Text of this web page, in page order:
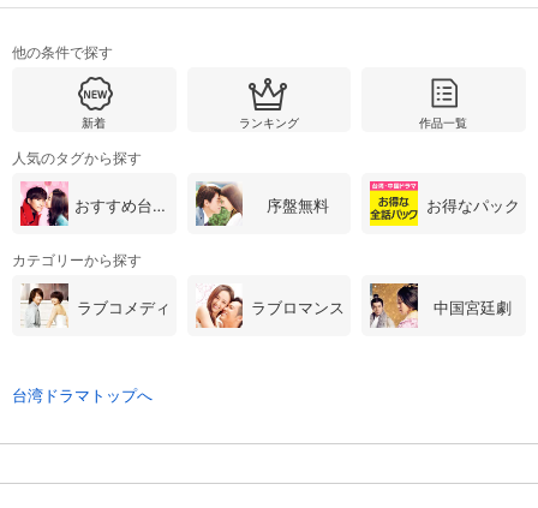
決済方法変更
Myクーポン
現在獲得済みのお得なクーポンを確認でき
購入履歴
レンタル、購入、定額見放題の購入履歴の
確認が可能です。こちらから視聴いただく
と便利です。
お気に入り
閲覧履歴
他の条件で探す
新着 ランキング 作品一覧
人気のタグから探す
おすすめ台湾・中国ドラマ 序盤無料 お得なパック
カテゴリーから探す
ラブコメディ ラブロマンス 中国宮廷劇
台湾ドラマトップへ